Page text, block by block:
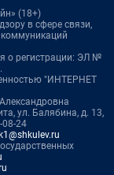
(18+)
в сфере связи,
о регистрации: ЭЛ №
"ИНТЕРНЕТ
ул. Балябина, д. 13,
08-24